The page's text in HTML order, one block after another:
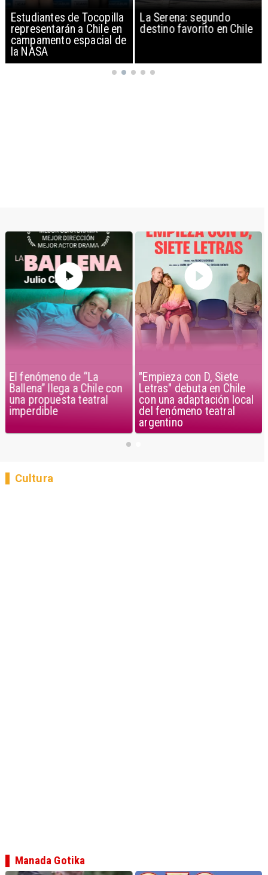
Estudiantes de Tocopilla
representarán a Chile en
campamento espacial de
la NASA
La Serena: segundo
destino favorito en Chile
El fenómeno de “La
Ballena” llega a Chile con
una propuesta teatral
imperdible
"Empieza con D, Siete
Letras" debuta en Chile
con una adaptación local
del fenómeno teatral
argentino
Cultura
Manada Gotika